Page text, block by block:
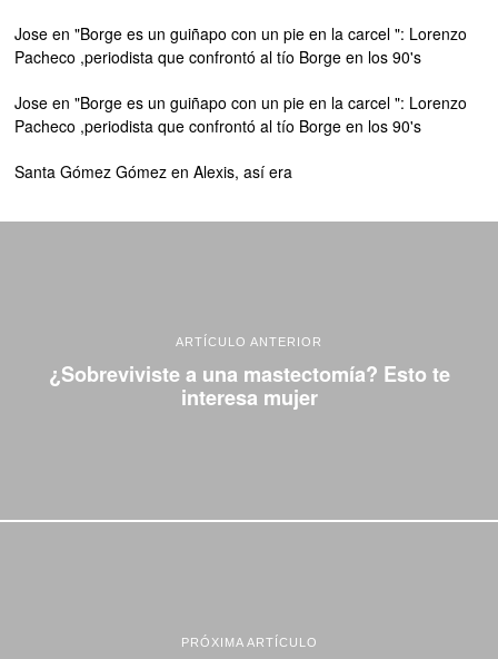
Jose en"Borge es un guiñapo con un pie en la carcel ": Lorenzo
Pacheco ,periodista que confrontó al tío Borge en los 90's
Jose en"Borge es un guiñapo con un pie en la carcel ": Lorenzo
Pacheco ,periodista que confrontó al tío Borge en los 90's
Santa Gómez Gómez enAlexis, así era
ARTÍCULO ANTERIOR
¿Sobreviviste a una mastectomía? Esto te
interesa mujer
PRÓXIMA ARTÍCULO